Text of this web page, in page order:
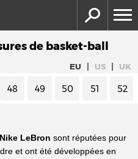
de basket-ball
EU | US | UK
48 49 50 51 52
LeBron sont réputées pour
et ont été développées en